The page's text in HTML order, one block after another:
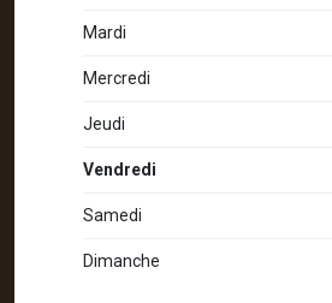
Mardi
Mercredi
Jeudi
Vendredi
Samedi
Dimanche